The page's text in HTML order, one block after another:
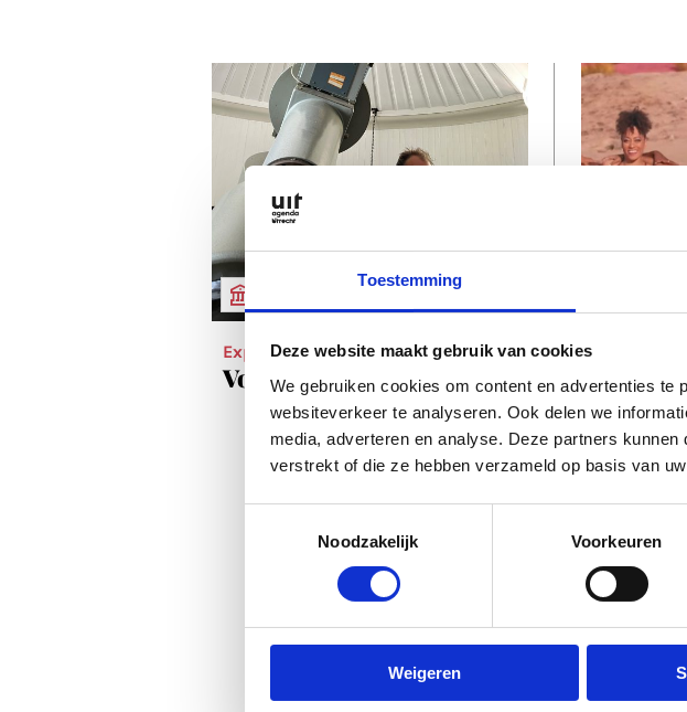
Toestemming
Deze website maakt gebruik van cookies
We gebruiken cookies om content en advertenties
websiteverkeer te analyseren. Ook delen we
media, adverteren en analyse. Deze partners
verstrekt of die ze hebben verzameld op basis van
Noodzakelijk
Voorkeuren
Weigeren
Expo
Voelen aan de zon
UITcast
Utrecht
Daan